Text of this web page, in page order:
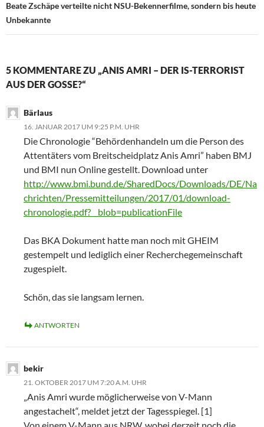
Beate Zschäpe verteilte nicht NSU-Bekennerfilme, sondern bis heute
Unbekannte
5 KOMMENTARE ZU „ANIS AMRI – DER IS-TERRORIST
AUS DER GOSSE?“
Bärlaus
16. JANUAR 2017 UM 9:25 P.M. UHR
Die Chronologie “Behördenhandeln um die Person des
Attentäters vom Breitscheidplatz Anis Amri” haben BMJ
und BMI nun Online gestellt. Download unter
http://www.bmi.bund.de/SharedDocs/Downloads/DE/Na
chrichten/Pressemitteilungen/2017/01/download-
chronologie.pdf?__blob=publicationFile
Das BKA Dokument hatte man noch mit GHEIM
gestempelt und lediglich einer Recherchegemeinschaft
zugespielt.
Schön, das sie langsam lernen.
ANTWORTEN
bekir
21. OKTOBER 2017 UM 7:20 A.M. UHR
„Anis Amri wurde möglicherweise von V-Mann
angestachelt“, meldet jetzt der Tagesspiegel. [1]